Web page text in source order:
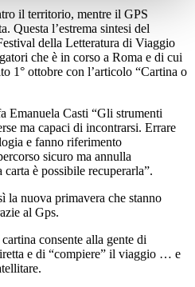
il territorio, mentre il GPS
Questa l’estrema sintesi del
della Letteratura di Viaggio
che è in corso a Roma e di cui
1° ottobre con l’articolo “Cartina o
Emanuela Casti “Gli strumenti
ma capaci di incontrarsi. Errare
e fanno riferimento
sicuro ma annulla
carta è possibile recuperarla”.
la nuova primavera che stanno
al Gps.
consente alla gente di
e di “compiere” il viaggio … e